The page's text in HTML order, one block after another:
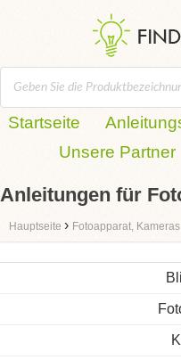
Startseite
Unsere Partner
Anleitungen für
Hauptseite › Fotoapparat, Kameras